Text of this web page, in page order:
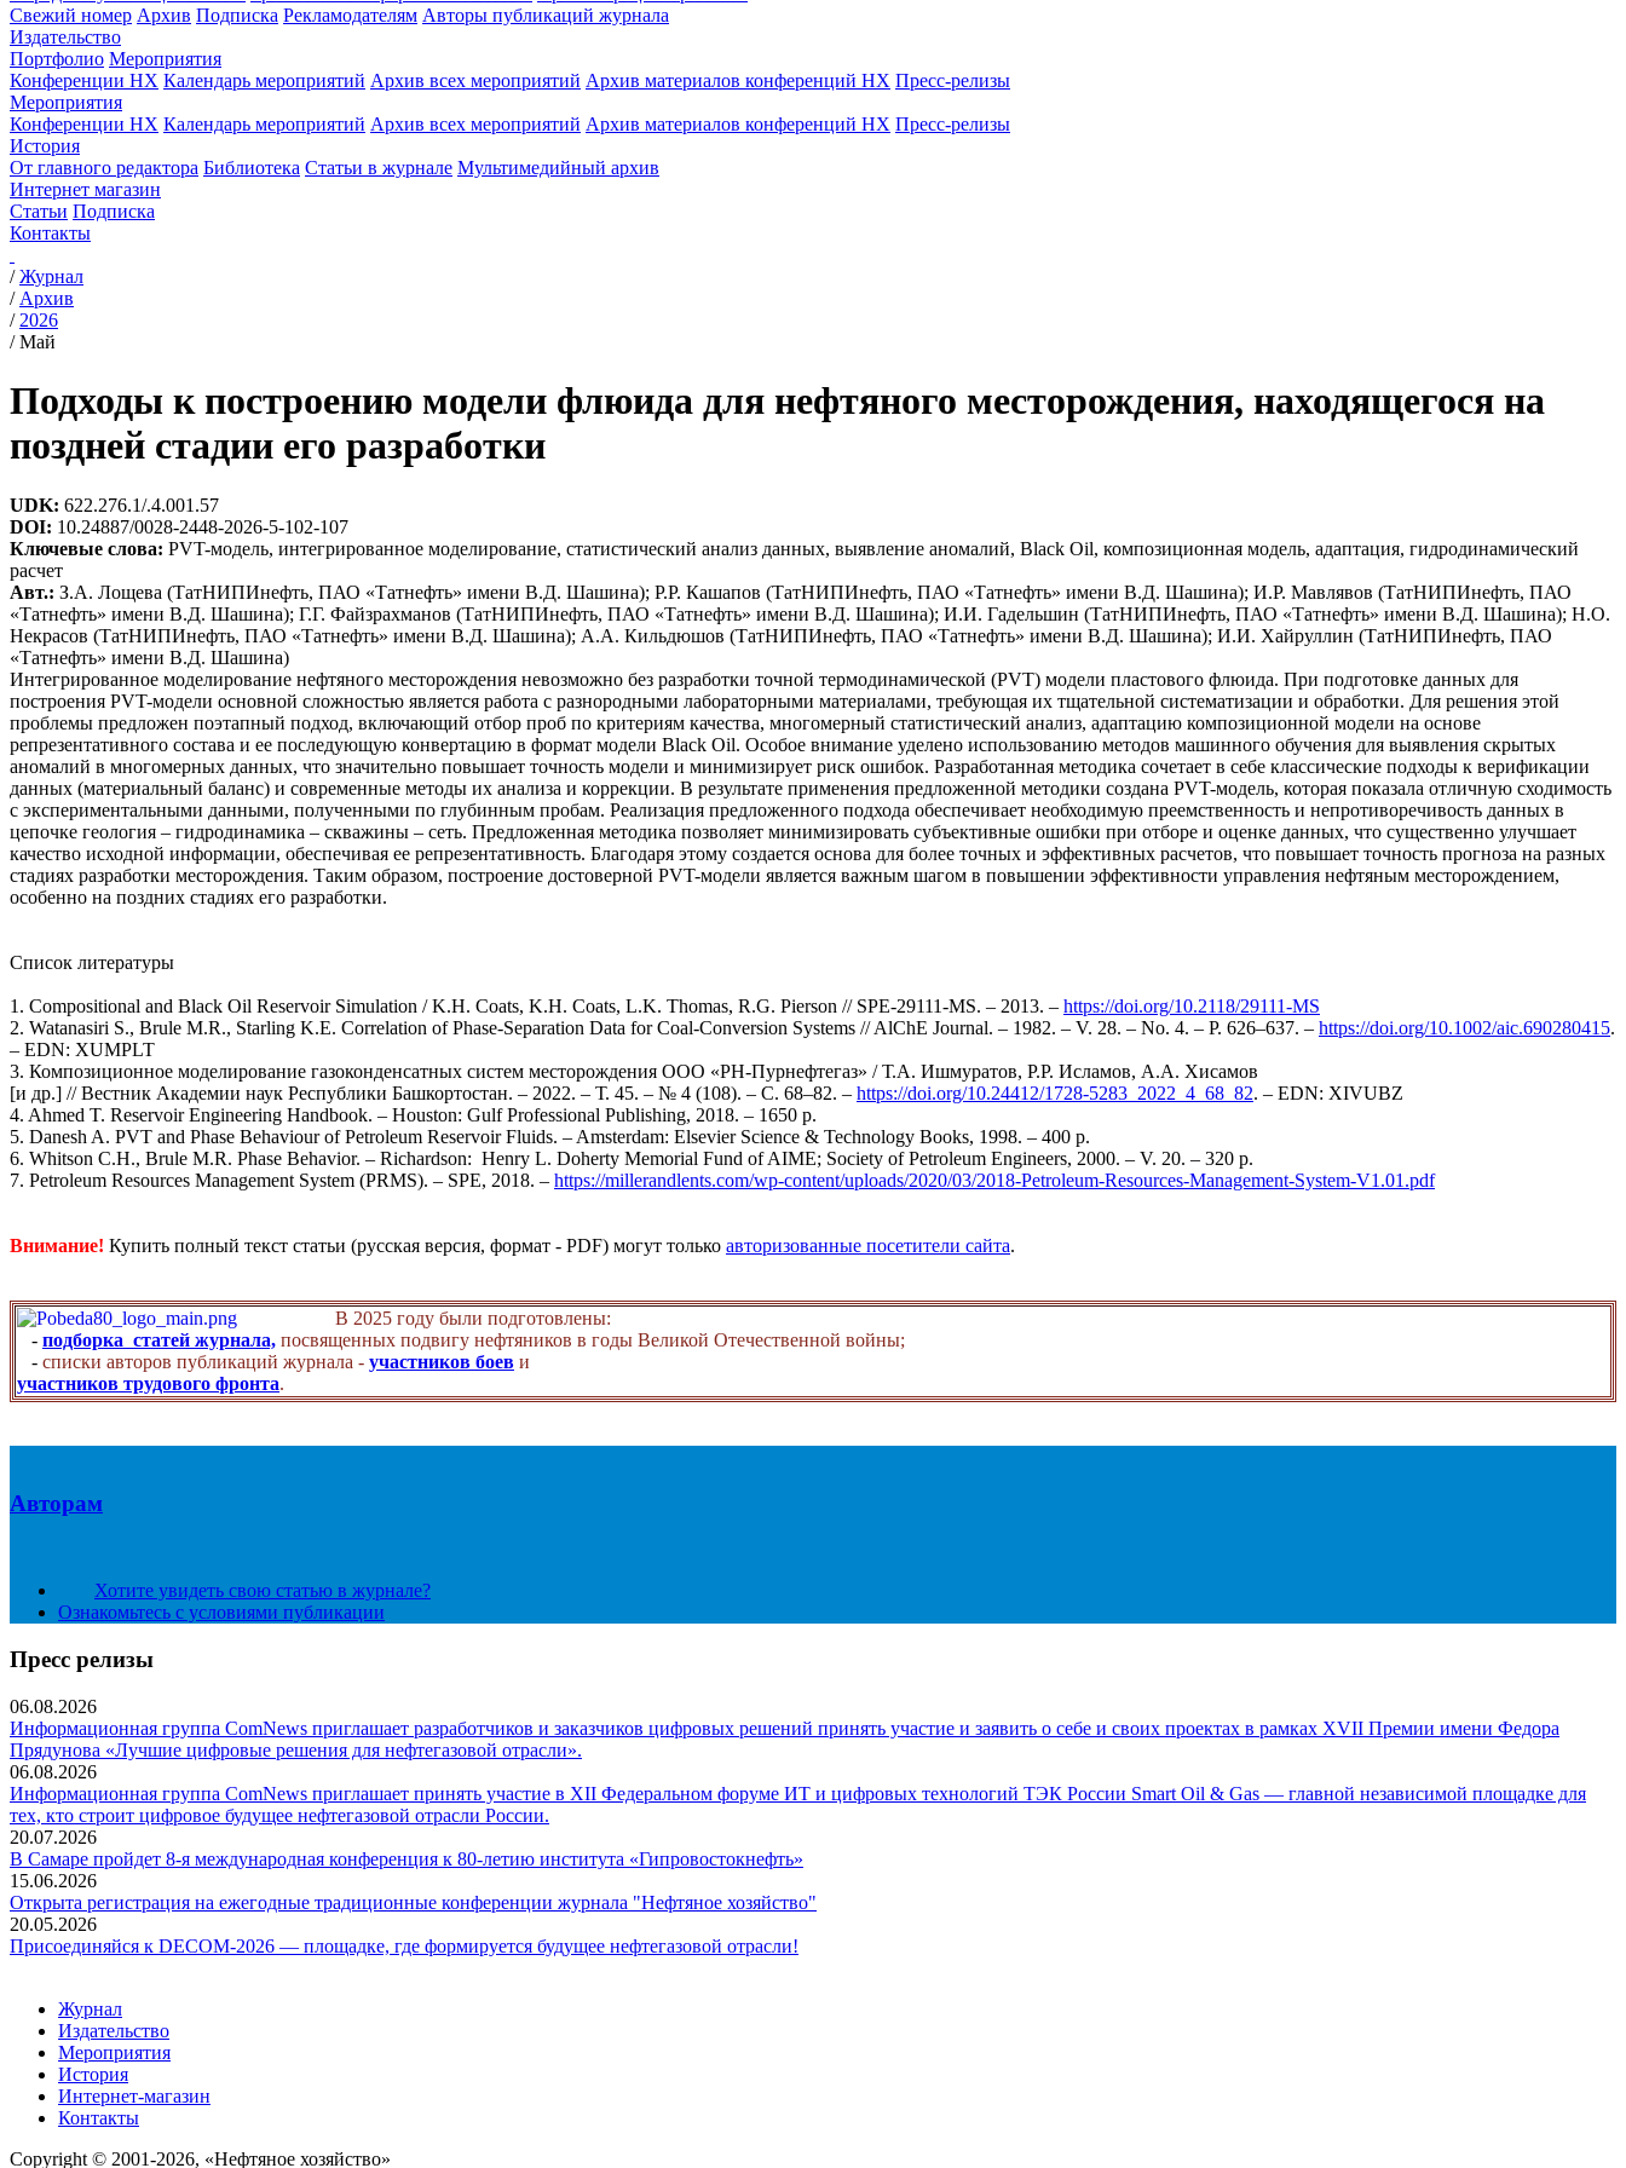
Свежий номер Архив Подписка Рекламодателям Авторы публикаций журнала
Издательство
Портфолио Мероприятия
Конференции НХ Календарь мероприятий Архив всех мероприятий Архив материалов конференций НХ Пресс-релизы
Мероприятия
Конференции НХ Календарь мероприятий Архив всех мероприятий Архив материалов конференций НХ Пресс-релизы
История
От главного редактора Библиотека Статьи в журнале Мультимедийный архив
Интернет магазин
Статьи Подписка
Контакты
/Журнал
/ Архив
/ 2026
/Май
Подходы к построению модели флюида для нефтяного месторождения, находящегося на
поздней стадии его разработки
UDK: 622.276.1/.4.001.57
DOI: 10.24887/0028-2448-2026-5-102-107
Ключевые слова: PVT-модель, интегрированное моделирование, статистический анализ данных, выявление аномалий, Black Oil, композиционная модель, адаптация, гидродинамический
расчет
Авт.: З.А. Лощева (ТатНИПИнефть, ПАО «Татнефть» имени В.Д. Шашина); Р.Р. Кашапов (ТатНИПИнефть, ПАО «Татнефть» имени В.Д. Шашина); И.Р. Мавлявов (ТатНИПИнефть, ПАО
«Татнефть» имени В.Д. Шашина); Г.Г. Файзрахманов (ТатНИПИнефть, ПАО «Татнефть» имени В.Д. Шашина); И.И. Гадельшин (ТатНИПИнефть, ПАО «Татнефть» имени В.Д. Шашина); Н.О.
Некрасов (ТатНИПИнефть, ПАО «Татнефть» имени В.Д. Шашина); А.А. Кильдюшов (ТатНИПИнефть, ПАО «Татнефть» имени В.Д. Шашина); И.И. Хайруллин (ТатНИПИнефть, ПАО
«Татнефть» имени В.Д. Шашина)
Интегрированное моделирование нефтяного месторождения невозможно без разработки точной термодинамической (PVT) модели пластового флюида. При подготовке данных для
построения PVT-модели основной сложностью является работа с разнородными лабораторными материалами, требующая их тщательной систематизации и обработки. Для решения этой
проблемы предложен поэтапный подход, включающий отбор проб по критериям качества, многомерный статистический анализ, адаптацию композиционной модели на основе
репрезентативного состава и ее последующую конвертацию в формат модели Black Oil. Особое внимание уделено использованию методов машинного обучения для выявления скрытых
аномалий в многомерных данных, что значительно повышает точность модели и минимизирует риск ошибок. Разработанная методика сочетает в себе классические подходы к верификации
данных (материальный баланс) и современные методы их анализа и коррекции. В результате применения предложенной методики создана PVT-модель, которая показала отличную сходимость
с экспериментальными данными, полученными по глубинным пробам. Реализация предложенного подхода обеспечивает необходимую преемственность и непротиворечивость данных в
цепочке геология – гидродинамика – скважины – сеть. Предложенная методика позволяет минимизировать субъективные ошибки при отборе и оценке данных, что существенно улучшает
качество исходной информации, обеспечивая ее репрезентативность. Благодаря этому создается основа для более точных и эффективных расчетов, что повышает точность прогноза на разных
стадиях разработки месторождения. Таким образом, построение достоверной PVT-модели является важным шагом в повышении эффективности управления нефтяным месторождением,
особенно на поздних стадиях его разработки.
Список литературы
1. Compositional and Black Oil Reservoir Simulation / K.H. Coats, K.H. Coats, L.K. Thomas, R.G. Pierson // SPE-29111-MS. – 2013. – https://doi.org/10.2118/29111-MS
2. Watanasiri S., Brule M.R., Starling K.E. Correlation of Phase-Separation Data for Coal-Conversion Systems // AlChE Journal. – 1982. – V. 28. – No. 4. – P. 626–637. – https://doi.org/10.1002/aic.690280415.
– EDN: XUMPLT
3. Композиционное моделирование газоконденсатных систем месторождения ООО «РН-Пурнефтегаз» / Т.А. Ишмуратов, Р.Р. Исламов, А.А. Хисамов
[и др.] // Вестник Академии наук Республики Башкортостан. – 2022. – Т. 45. – № 4 (108). – С. 68–82. – https://doi.org/10.24412/1728-5283_2022_4_68_82. – EDN: XIVUBZ
4. Ahmed T. Reservoir Engineering Handbook. – Houston: Gulf Professional Publishing, 2018. – 1650 p.
5. Danesh A. PVT and Phase Behaviour of Petroleum Reservoir Fluids. – Amsterdam: Elsevier Science & Technology Books, 1998. – 400 p.
6. Whitson C.H., Brule M.R. Phase Behavior. – Richardson: Henry L. Doherty Memorial Fund of AIME; Society of Petroleum Engineers, 2000. – V. 20. – 320 p.
7. Petroleum Resources Management System (PRMS). – SPE, 2018. – https://millerandlents.com/wp-content/uploads/2020/03/2018-Petroleum-Resources-Management-System-V1.01.pdf
Внимание! Купить полный текст статьи (русская версия, формат - PDF) могут только авторизованные посетители сайта.
В 2025 году были подготовлены:
- подборка статей журнала, посвященных подвигу нефтяников в годы Великой Отечественной войны;
- списки авторов публикаций журнала - участников боев и
участников трудового фронта.
Авторам
Хотите увидеть свою статью в журнале?
Ознакомьтесь с условиями публикации
Пресс релизы
06.08.2026
Информационная группа ComNews приглашает разработчиков и заказчиков цифровых решений принять участие и заявить о себе и своих проектах в рамках XVII Премии имени Федора
Прядунова «Лучшие цифровые решения для нефтегазовой отрасли».
06.08.2026
Информационная группа ComNews приглашает принять участие в XII Федеральном форуме ИТ и цифровых технологий ТЭК России Smart Oil & Gas — главной независимой площадке для
тех, кто строит цифровое будущее нефтегазовой отрасли России.
20.07.2026
В Самаре пройдет 8-я международная конференция к 80-летию института «Гипровостокнефть»
15.06.2026
Открыта регистрация на ежегодные традиционные конференции журнала "Нефтяное хозяйство"
20.05.2026
Присоединяйся к DECOM-2026 — площадке, где формируется будущее нефтегазовой отрасли!
Журнал
Издательство
Мероприятия
История
Интернет-магазин
Контакты
Copyright © 2001-2026, «Нефтяное хозяйство»